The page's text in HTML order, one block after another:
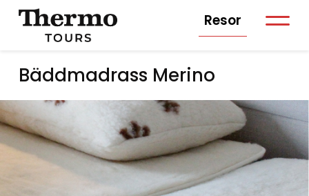
Resor
Bäddmadrass Merino